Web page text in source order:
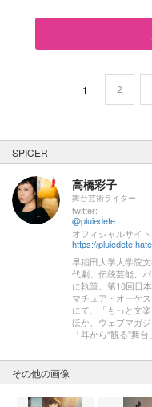
1 2
SPICER
高橋彩子
舞台芸術ライター
twitter:
@pluiedete
オフィシャルサイト:
https://
早稲田大学大学院
代劇、伝統芸能、
に執筆。第10回日
マチュア・オーケ
にて、「もっと文
ほか、ウェブマガ
「耳から“観る”舞台
その他の画像